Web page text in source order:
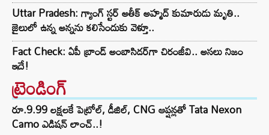
Uttar Pradesh: గ్యాంగ్ స్టర్ అతీక్ అహ్మద్ కుమారుడు మృతి..
జైలులో ఉన్న అన్నను కలిసేందుకు వెళ్తూ..
Fact Check: ఏపీ బ్రాండ్ అంబాసిడర్‌గా చిరంజీవి.. అసలు నిజం
ఇదే!
ట్రెండింగ్‌
రూ.9.99 లక్షలకే పెట్రోల్, డీజిల్, CNG ఆప్షన్లతో Tata Nexon
Camo ఎడిషన్ లాంచ్..!